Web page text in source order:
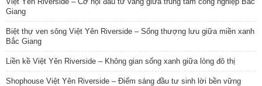
Giang
Biệt thự ven sông Việt Yên Riverside – Sống thượng lưu giữa miền xanh
Bắc Giang
Liền kề Việt Yên Riverside – Không gian sống xanh giữa lòng đô thị
Shophouse Việt Yên Riverside – Điểm sáng đầu tư sinh lời bền vững